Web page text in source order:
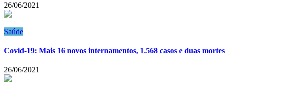
26/06/2021
Saúde
Covid-19: Mais 16 novos internamentos, 1.568 casos e duas mortes
26/06/2021